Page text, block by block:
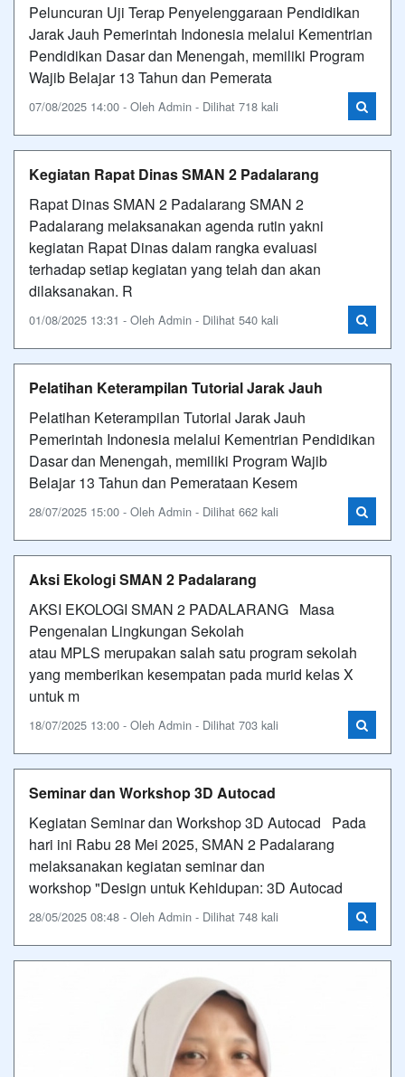
Peluncuran Uji Terap Penyelenggaraan Pendidikan
Jarak Jauh Pemerintah Indonesia melalui Kementrian
Pendidikan Dasar dan Menengah, memiliki Program
Wajib Belajar 13 Tahun dan Pemerata
07/08/2025 14:00 - Oleh Admin - Dilihat 718 kali
Kegiatan Rapat Dinas SMAN 2 Padalarang
Rapat Dinas SMAN 2 Padalarang SMAN 2
Padalarang melaksanakan agenda rutin yakni
kegiatan Rapat Dinas dalam rangka evaluasi
terhadap setiap kegiatan yang telah dan akan
dilaksanakan. R
01/08/2025 13:31 - Oleh Admin - Dilihat 540 kali
Pelatihan Keterampilan Tutorial Jarak Jauh
Pelatihan Keterampilan Tutorial Jarak Jauh
Pemerintah Indonesia melalui Kementrian Pendidikan
Dasar dan Menengah, memiliki Program Wajib
Belajar 13 Tahun dan Pemerataan Kesem
28/07/2025 15:00 - Oleh Admin - Dilihat 662 kali
Aksi Ekologi SMAN 2 Padalarang
AKSI EKOLOGI SMAN 2 PADALARANG Masa
Pengenalan Lingkungan Sekolah
atau MPLS merupakan salah satu program sekolah
yang memberikan kesempatan pada murid kelas X
untuk m
18/07/2025 13:00 - Oleh Admin - Dilihat 703 kali
Seminar dan Workshop 3D Autocad
Kegiatan Seminar dan Workshop 3D Autocad Pada
hari ini Rabu 28 Mei 2025, SMAN 2 Padalarang
melaksanakan kegiatan seminar dan
workshop "Design untuk Kehidupan: 3D Autocad
28/05/2025 08:48 - Oleh Admin - Dilihat 748 kali